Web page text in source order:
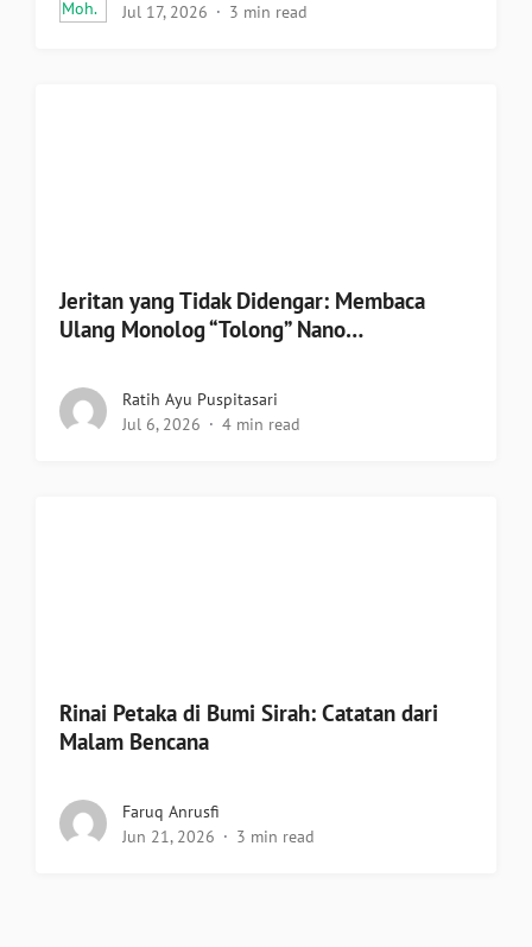
Jul 17, 2026
3 min read
Jeritan yang Tidak Didengar: Membaca
Ulang Monolog “Tolong” Nano…
Ratih Ayu Puspitasari
Jul 6, 2026
4 min read
Rinai Petaka di Bumi Sirah: Catatan dari
Malam Bencana
Faruq Anrusfi
Jun 21, 2026
3 min read